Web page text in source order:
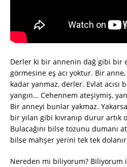
Derler ki bir annenin dağ gibi bir
görmesine eş acı yoktur. Bir
kadar yanmaz, derler. Evlat acısı
yangın… Cehennem ateşiymiş,
Bir anneyi bunlar yakmaz. Yakarsa
bir yılan gibi kıvranıp durur
Bulacağını bilse tozunu dumanı
bilse mahşer yerini tek tek
Nereden mi biliyorum? Biliyorum